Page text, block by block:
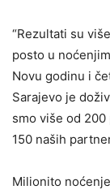
“Rezultati su
posto u
Novu godinu i
Sarajevo je
smo više od
150 naših
Milionito